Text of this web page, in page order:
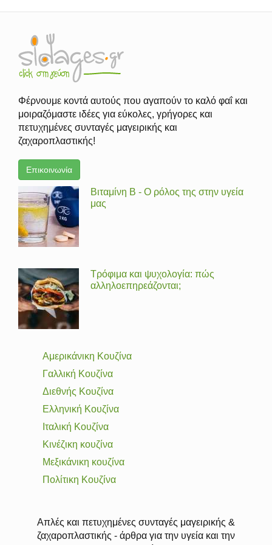
Φέρνουμε κοντά αυτούς που αγαπούν το καλό φαΐ και
μοιραζόμαστε ιδέες για εύκολες, γρήγορες και
πετυχημένες συνταγές μαγειρικής και
ζαχαροπλαστικής!
Επικοινωνία
Βιταμίνη Β - Ο ρόλος της στην υγεία
μας
Τρόφιμα και ψυχολογία: πώς
αλληλοεπηρεάζονται;
Αμερικάνικη Κουζίνα
Γαλλική Κουζίνα
Διεθνής Κουζίνα
Ελληνική Κουζίνα
Ιταλική Κουζίνα
Κινέζικη κουζίνα
Μεξικάνικη κουζίνα
Πολίτικη Κουζίνα
Απλές και πετυχημένες συνταγές μαγειρικής &
ζαχαροπλαστικής - άρθρα για την υγεία και την